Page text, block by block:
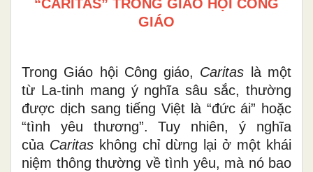
“CARITAS” TRONG GIÁO HỘI CÔNG
GIÁO
Trong Giáo hội Công giáo, Caritas là một
từ La-tinh mang ý nghĩa sâu sắc, thường
được dịch sang tiếng Việt là “đức ái” hoặc
“tình yêu thương”. Tuy nhiên, ý nghĩa
của Caritas không chỉ dừng lại ở một khái
niệm thông thường về tình yêu, mà nó bao